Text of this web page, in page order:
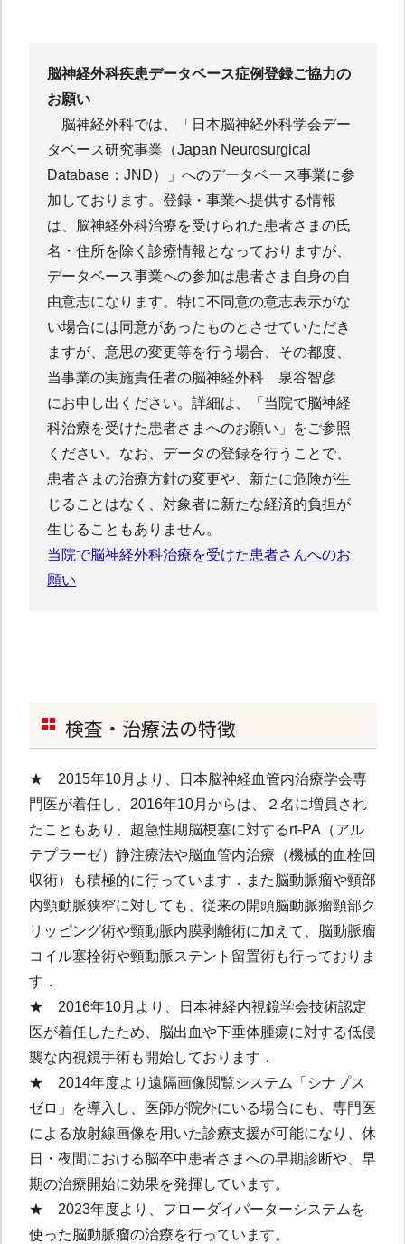
脳神経外科疾患データベース症例登録ご協力の
お願い
脳神経外科では、「日本脳神経外科学会デー
タベース研究事業（Japan Neurosurgical
Database：JND）」へのデータベース事業に参
加しております。登録・事業へ提供する情報
は、脳神経外科治療を受けられた患者さまの氏
名・住所を除く診療情報となっておりますが、
データベース事業への参加は患者さま自身の自
由意志になります。特に不同意の意志表示がな
い場合には同意があったものとさせていただき
ますが、意思の変更等を行う場合、その都度、
当事業の実施責任者の脳神経外科 泉谷智彦
にお申し出ください。詳細は、「当院で脳神経
科治療を受けた患者さまへのお願い」をご参照
ください。なお、データの登録を行うことで、
患者さまの治療方針の変更や、新たに危険が生
じることはなく、対象者に新たな経済的負担が
生じることもありません。
当院で脳神経外科治療を受けた患者さんへのお
願い
検査・治療法の特徴
★ 2015年10月より、日本脳神経血管内治療学会専
門医が着任し、2016年10月からは、２名に増員され
たこともあり、超急性期脳梗塞に対するrt-PA（アル
テプラーゼ）静注療法や脳血管内治療（機械的血栓回
収術）も積極的に行っています．また脳動脈瘤や頸部
内頸動脈狭窄に対しても、従来の開頭脳動脈瘤頸部ク
リッピング術や頸動脈内膜剥離術に加えて、脳動脈瘤
コイル塞栓術や頸動脈ステント留置術も行っておりま
す．
★ 2016年10月より、日本神経内視鏡学会技術認定
医が着任したため、脳出血や下垂体腫瘍に対する低侵
襲な内視鏡手術も開始しております．
★ 2014年度より遠隔画像閲覧システム「シナプス
ゼロ」を導入し、医師が院外にいる場合にも、専門医
による放射線画像を用いた診療支援が可能になり、休
日・夜間における脳卒中患者さまへの早期診断や、早
期の治療開始に効果を発揮しています。
★ 2023年度より、フローダイバーターシステムを
使った脳動脈瘤の治療を行っています。